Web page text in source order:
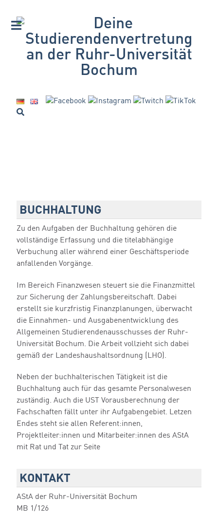
BUCHHALTUNG
Zu den Aufgaben der Buchhaltung gehören die
vollständige Erfassung und die titelabhängige
Verbuchung aller während einer Geschäftsperiode
anfallenden Vorgänge.
Im Bereich Finanzwesen steuert sie die Finanzmittel
zur Sicherung der Zahlungsbereitschaft. Dabei
erstellt sie kurzfristig Finanzplanungen, überwacht
die Einnahmen- und Ausgabenentwicklung des
Allgemeinen Studierendenausschusses der Ruhr-
Universität Bochum. Die Arbeit vollzieht sich dabei
gemäß der Landeshaushaltsordnung (LHO).
Neben der buchhalterischen Tätigkeit ist die
Buchhaltung auch für das gesamte Personalwesen
zuständig. Auch die UST Vorausberechnung der
Fachschaften fällt unter ihr Aufgabengebiet. Letzen
Endes steht sie allen Referent:innen,
Projektleiter:innen und Mitarbeiter:innen des AStA
mit Rat und Tat zur Seite
KONTAKT
AStA der Ruhr-Universität Bochum
MB 1/126